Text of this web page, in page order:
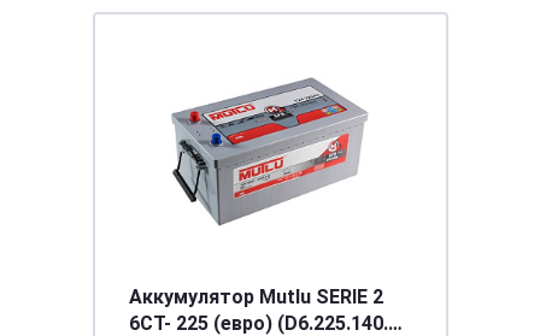
Аккумулятор Mutlu SERIE 2
6CT- 225 (евро) (D6.225.140.B)